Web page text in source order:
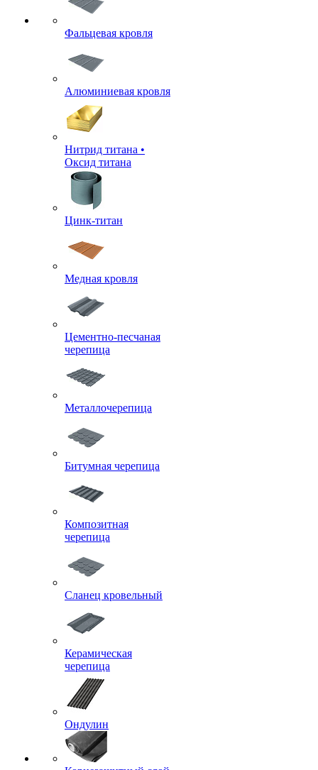
Фальцевая кровля
Алюминиевая кровля
Нитрид титана •
Оксид титана
Цинк-титан
Медная кровля
Цементно-песчаная
черепица
Металлочерепица
Битумная черепица
Композитная
черепица
Сланец кровельный
Керамическая
черепица
Ондулин